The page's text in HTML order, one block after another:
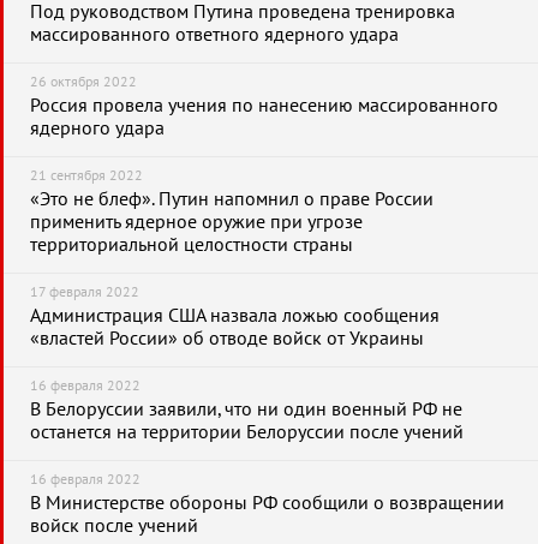
Под руководством Путина проведена тренировка
массированного ответного ядерного удара
26 октября 2022
Россия провела учения по нанесению массированного
ядерного удара
21 сентября 2022
«Это не блеф». Путин напомнил о праве России
применить ядерное оружие при угрозе
территориальной целостности страны
17 февраля 2022
Администрация США назвала ложью сообщения
«властей России» об отводе войск от Украины
16 февраля 2022
В Белоруссии заявили, что ни один военный РФ не
останется на территории Белоруссии после учений
16 февраля 2022
В Министерстве обороны РФ сообщили о возвращении
войск после учений